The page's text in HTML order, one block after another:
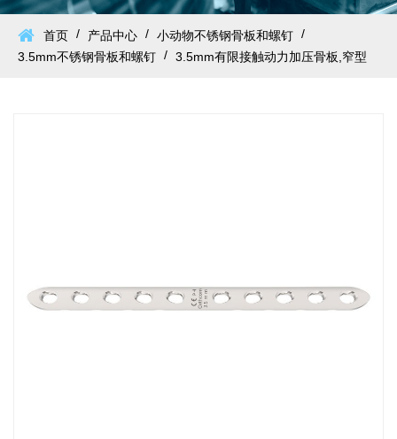
首页 / 产品中心 / 小动物不锈钢骨板和螺钉 /
3.5mm不锈钢骨板和螺钉 / 3.5mm有限接触动力加压骨板,窄型